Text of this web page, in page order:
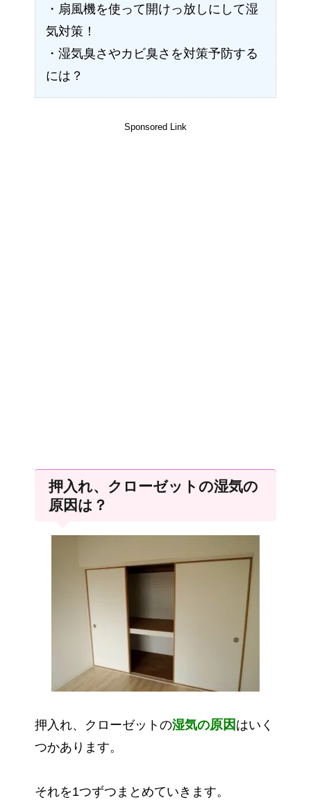
・扇風機を使って開けっ放しにして湿
気対策！
・湿気臭さやカビ臭さを対策予防する
には？
Sponsored Link
押入れ、クローゼットの湿気の
原因は？
押入れ、クローゼットの湿気の原因 はいく
つかあります。
それを1つずつまとめていきます。